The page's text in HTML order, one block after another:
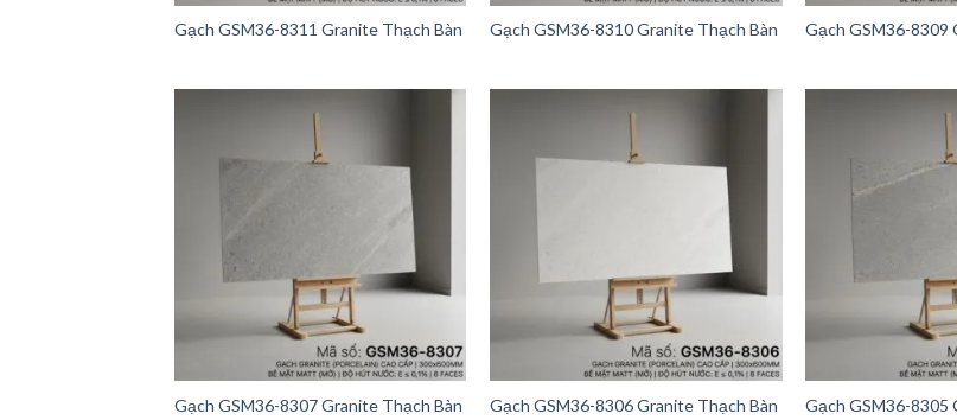
Gạch GSM36-8311 Granite Thạch Bàn Gạch GSM36-8310 Granite Thạch Bàn Gạch GSM36-8309
Gạch GSM36-8307 Granite Thạch Bàn Gạch GSM36-8306 Granite Thạch Bàn Gạch GSM36-8305